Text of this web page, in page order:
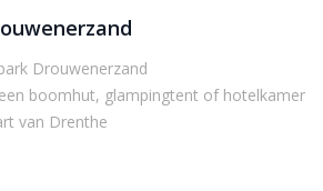
Drouwenerzand
boomhut, glampingtent of hotelkamer
van Drenthe